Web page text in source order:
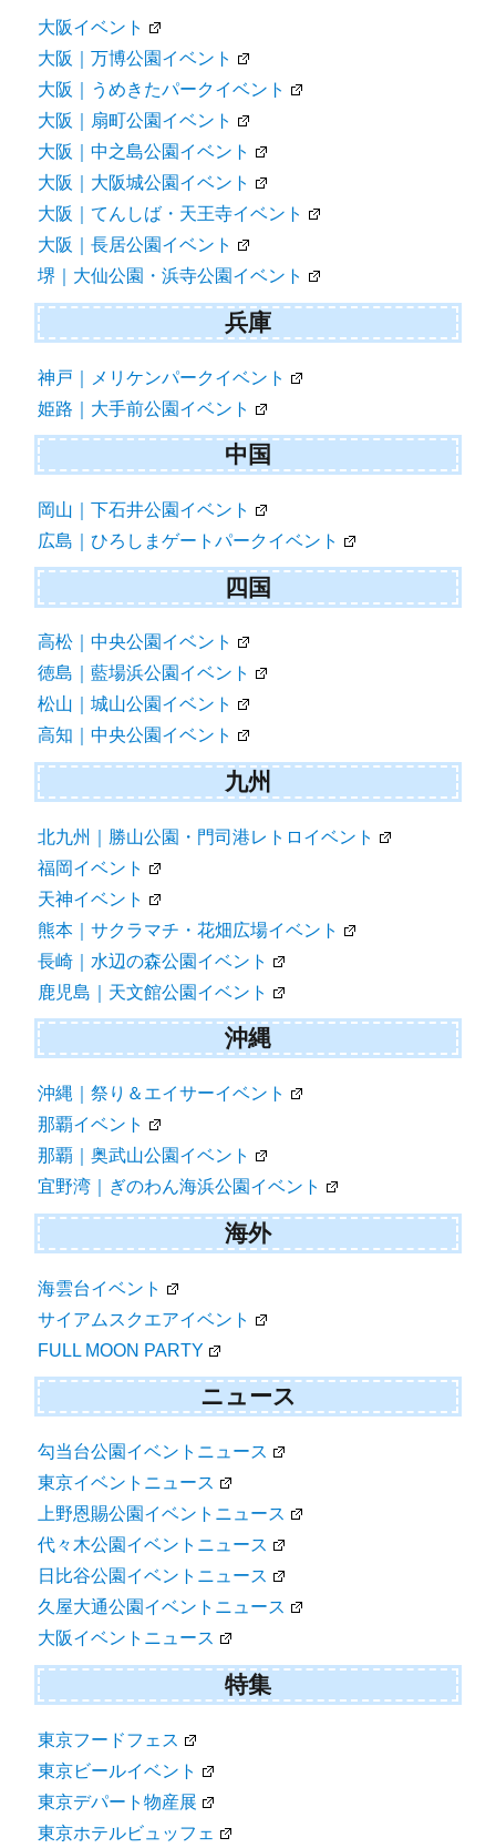
大阪イベント
大阪｜万博公園イベント
大阪｜うめきたパークイベント
大阪｜扇町公園イベント
大阪｜中之島公園イベント
大阪｜大阪城公園イベント
大阪｜てんしば・天王寺イベント
大阪｜長居公園イベント
堺｜大仙公園・浜寺公園イベント
兵庫
神戸｜メリケンパークイベント
姫路｜大手前公園イベント
中国
岡山｜下石井公園イベント
広島｜ひろしまゲートパークイベント
四国
高松｜中央公園イベント
徳島｜藍場浜公園イベント
松山｜城山公園イベント
高知｜中央公園イベント
九州
北九州｜勝山公園・門司港レトロイベント
福岡イベント
天神イベント
熊本｜サクラマチ・花畑広場イベント
長崎｜水辺の森公園イベント
鹿児島｜天文館公園イベント
沖縄
沖縄｜祭り＆エイサーイベント
那覇イベント
那覇｜奥武山公園イベント
宜野湾｜ぎのわん海浜公園イベント
海外
海雲台イベント
サイアムスクエアイベント
FULL MOON PARTY
ニュース
勾当台公園イベントニュース
東京イベントニュース
上野恩賜公園イベントニュース
代々木公園イベントニュース
日比谷公園イベントニュース
久屋大通公園イベントニュース
大阪イベントニュース
特集
東京フードフェス
東京ビールイベント
東京デパート物産展
東京ホテルビュッフェ